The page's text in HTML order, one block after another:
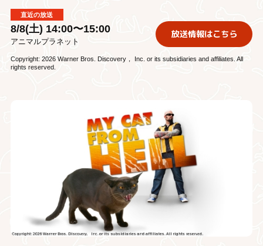
直近の放送
8/8(土) 14:00〜15:00
アニマルプラネット
放送情報はこちら
Copyright: 2026 Warner Bros. Discovery， Inc. or its subsidiaries and affiliates. All
rights reserved.